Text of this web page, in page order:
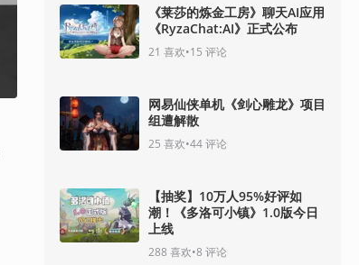
《莱莎的炼金工房》聊天AI应用
《RyzaChat:AI》正式公布
21 喜欢•15 评论
网易仙侠单机《剑心雕龙》项目
组遭解散
25 喜欢•44评论
【抽奖】10万人95%好评如
潮！《多洛可小镇》1.0版今日
上线
288 喜欢•8 评论